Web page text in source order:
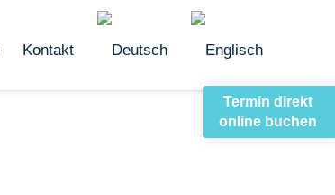
Termin direkt
online buchen
Kontakt